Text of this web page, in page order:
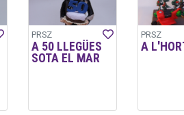
PRSZ
A 50 LLEGÜES
SOTA EL MAR
PRSZ
A